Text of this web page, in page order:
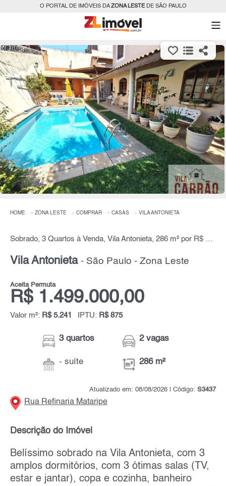
O PORTAL DE IMÓVEIS DAZONA LESTEDE SÃO PAULO
HOME ZONA LESTE COMPRAR CASAS VILA ANTONIETA
Sobrado, 3 Quartos à Venda, Vila Antonieta, 286 m² por R$ 1.499.000,00
Vila Antonieta - São Paulo - Zona Leste
Aceita Permuta
R$ 1.499.000,00
Valor m²: R$ 5.241 IPTU: R$ 875
3 quartos
- suíte
2 vagas
286 m²
Atualizado em: 08/08/2026 | Código: S3437
Rua Refinaria Mataripe
Descrição do Imóvel
Belíssimo sobrado na Vila Antonieta, com 3
amplos dormitórios, com 3 ótimas salas (TV,
estar e jantar), copa e cozinha, banheiro